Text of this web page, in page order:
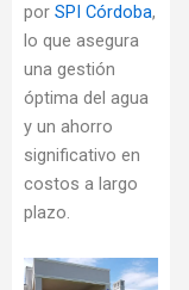
por SPI Córdoba,
lo que asegura
una gestión
óptima del agua
y un ahorro
significativo en
costos a largo
plazo.